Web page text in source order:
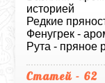
историей
Редкие
Фенугрек -
Рута - пряное
Статей - 62